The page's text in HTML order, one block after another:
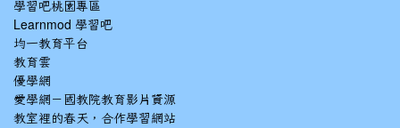
學習吧桃園專區
Learnmod 學習吧
均一教育平台
教育雲
優學網
愛學網－國教院教育影片資源
教室裡的春天，合作學習網站